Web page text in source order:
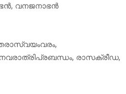
വനജനാഭന്‍
രാസക്രീഡ,